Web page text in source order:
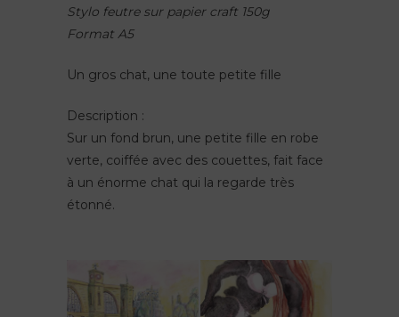
Stylo feutre sur papier craft 150g
Format A5
Un gros chat, une toute petite fille
Description :
Sur un fond brun, une petite fille en robe
verte, coiffée avec des couettes, fait face
à un énorme chat qui la regarde très
étonné.